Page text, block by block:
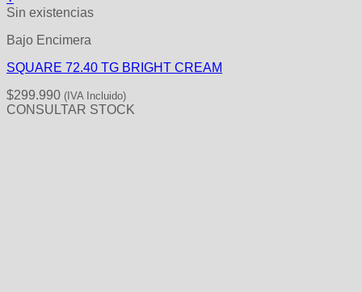
Sin existencias
Bajo Encimera
SQUARE 72.40 TG BRIGHT CREAM
$299.990 (IVA Incluido)
CONSULTAR STOCK